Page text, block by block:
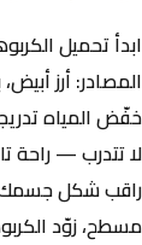
ابدأ تحميل الكربوهيدرات: 400-600 جم يوم
المصادر: أرز
خفّض المياه
لا تتدرب — راحة
راقب شكل جسمك
مسطح، زوّد